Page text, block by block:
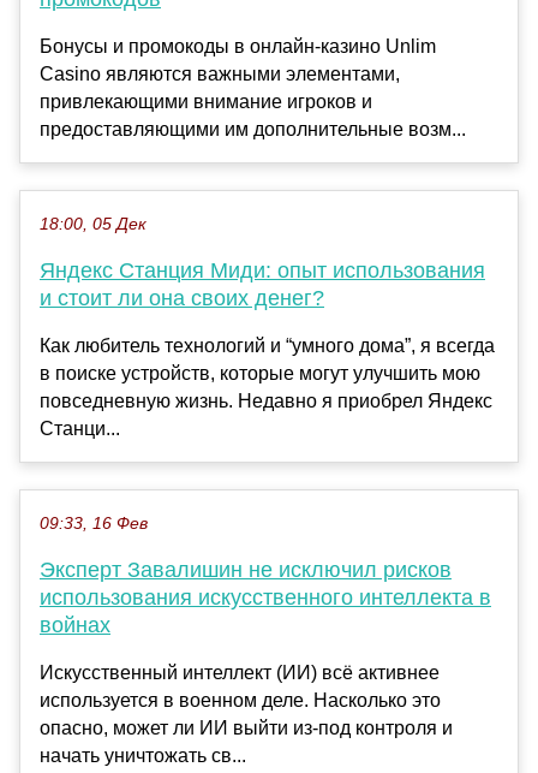
Бонусы и промокоды в онлайн-казино Unlim
Casino являются важными элементами,
привлекающими внимание игроков и
предоставляющими им дополнительные возм...
18:00, 05 Дек
Яндекс Станция Миди: опыт использования
и стоит ли она своих денег?
Как любитель технологий и “умного дома”, я всегда
в поиске устройств, которые могут улучшить мою
повседневную жизнь. Недавно я приобрел Яндекс
Станци...
09:33, 16 Фев
Эксперт Завалишин не исключил рисков
использования искусственного интеллекта в
войнах
Искусственный интеллект (ИИ) всё активнее
используется в военном деле. Насколько это
опасно, может ли ИИ выйти из-под контроля и
начать уничтожать св...